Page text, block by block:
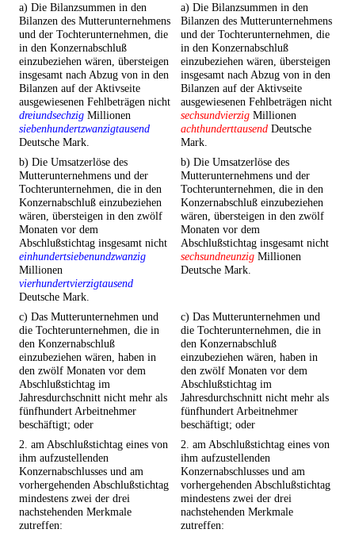
a) Die Bilanzsummen in den
Bilanzen des Mutterunternehmens
und der Tochterunternehmen, die
in den Konzernabschluß
einzubeziehen wären, übersteigen
insgesamt nach Abzug von in den
Bilanzen auf der Aktivseite
ausgewiesenen Fehlbeträgen nicht
dreiundsechzig Millionen
siebenhundertzwanzigtausend
Deutsche Mark.
a) Die Bilanzsummen in den
Bilanzen des Mutterunternehmens
und der Tochterunternehmen, die
in den Konzernabschluß
einzubeziehen wären, übersteigen
insgesamt nach Abzug von in den
Bilanzen auf der Aktivseite
ausgewiesenen Fehlbeträgen nicht
sechsundvierzig Millionen
achthunderttausend Deutsche
Mark.
b) Die Umsatzerlöse des
Mutterunternehmens und der
Tochterunternehmen, die in den
Konzernabschluß einzubeziehen
wären, übersteigen in den zwölf
Monaten vor dem
Abschlußstichtag insgesamt nicht
einhundertsiebenundzwanzig
Millionen
vierhundertvierzigtausend
Deutsche Mark.
b) Die Umsatzerlöse des
Mutterunternehmens und der
Tochterunternehmen, die in den
Konzernabschluß einzubeziehen
wären, übersteigen in den zwölf
Monaten vor dem
Abschlußstichtag insgesamt nicht
sechsundneunzig Millionen
Deutsche Mark.
c) Das Mutterunternehmen und
die Tochterunternehmen, die in
den Konzernabschluß
einzubeziehen wären, haben in
den zwölf Monaten vor dem
Abschlußstichtag im
Jahresdurchschnitt nicht mehr als
fünfhundert Arbeitnehmer
beschäftigt; oder
c) Das Mutterunternehmen und
die Tochterunternehmen, die in
den Konzernabschluß
einzubeziehen wären, haben in
den zwölf Monaten vor dem
Abschlußstichtag im
Jahresdurchschnitt nicht mehr als
fünfhundert Arbeitnehmer
beschäftigt; oder
2. am Abschlußstichtag eines von
ihm aufzustellenden
Konzernabschlusses und am
vorhergehenden Abschlußstichtag
mindestens zwei der drei
nachstehenden Merkmale
zutreffen:
2. am Abschlußstichtag eines von
ihm aufzustellenden
Konzernabschlusses und am
vorhergehenden Abschlußstichtag
mindestens zwei der drei
nachstehenden Merkmale
zutreffen: